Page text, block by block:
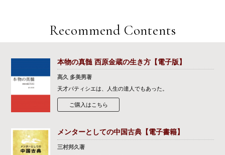
Recommend Contents
本物の真髄 西原金蔵の生き方【電子版】
髙久 多美男著
天才パティシエは、人生の達人でもあった。
ご購入はこちら
メンターとしての中国古典【電子書籍】
三村邦久著